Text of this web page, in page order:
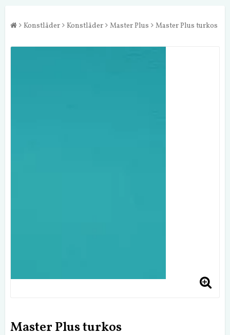
Konstläder Konstläder Master Plus Master Plus turkos
Master Plus turkos